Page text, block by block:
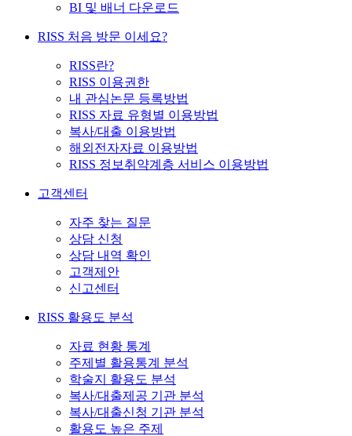
BI 및 배너 다운로드
RISS 처음 방문 이세요?
RISS란?
RISS 이용권한
내 관심논문 등록방법
RISS 자료 유형별 이용방법
복사/대출 이용방법
해외전자자료 이용방법
RISS 정보취약계층 서비스 이용방법
고객센터
자주 찾는 질문
상담 신청
상담 내역 확인
고객제안
신고센터
RISS 활용도 분석
자료 현황 통계
주제별 활용통계 분석
학술지 활용도 분석
복사/대출제공 기관 분석
복사/대출신청 기관 분석
활용도 높은 주제